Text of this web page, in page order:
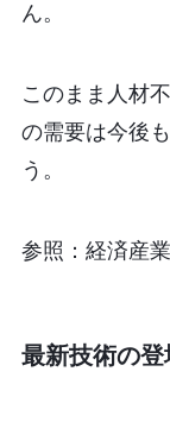
ん。
このまま人材
の需要は今後
う。
参照：経済産
最新技術の